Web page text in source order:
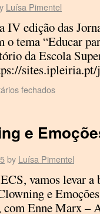
Luísa Pimentel
IV edição das
o tema “Educar
da Escola
fechados
e
by Luísa Pimentel
vamos levar
e
com Enne Marx